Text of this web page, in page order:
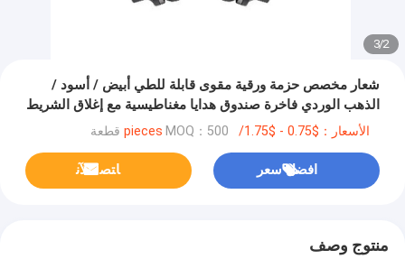
2
/
3
شعار مخصص حزمة ورقية مقوى قابلة للطي أبيض / أسود /
الذهب الوردي فاخرة صندوق هدايا مغناطيسية مع إغلاق الشريط
الأسعار：$0.75 - $1.75/pieces MOQ：500 قطعة
افضل سعر ﺎﺘﺼﻟ ﺍﻶﻧ
منتوج وصف